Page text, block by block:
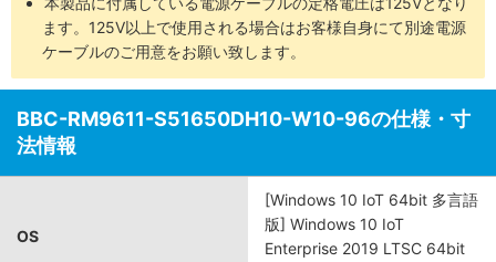
ます。125V以上で使用される場合はお客様自身にて別途電源
ケーブルのご用意をお願い致します。
BBC-RM9611-S51650DH10-W10-96の仕様・寸
法情報
OS
[Windows 10 IoT 64bit 多言語
版] Windows 10 IoT
Enterprise 2019 LTSC 64bit